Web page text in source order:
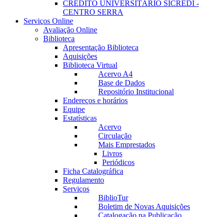
CRÉDITO UNIVERSITÁRIO SICREDI -
CENTRO SERRA
Serviços Online
Avaliação Online
Biblioteca
Apresentação Biblioteca
Aquisições
Biblioteca Virtual
Acervo A4
Base de Dados
Repositório Institucional
Endereços e horários
Equipe
Estatísticas
Acervo
Circulação
Mais Emprestados
Livros
Periódicos
Ficha Catalográfica
Regulamento
Serviços
BiblioTur
Boletim de Novas Aquisições